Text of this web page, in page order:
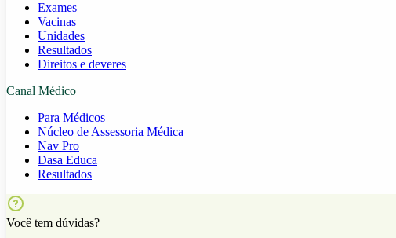
Exames
Vacinas
Unidades
Resultados
Direitos e deveres
Canal Médico
Para Médicos
Núcleo de Assessoria Médica
Nav Pro
Dasa Educa
Resultados
Você tem dúvidas?